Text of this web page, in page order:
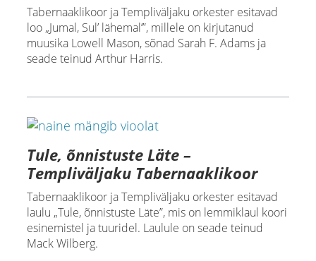
Tabernaaklikoor ja Templiväljaku orkester esitavad
loo „Jumal, Sul’ lähemal’”, millele on kirjutanud
muusika Lowell Mason, sõnad Sarah F. Adams ja
seade teinud Arthur Harris.
Tule, õnnistuste Läte –
Templiväljaku Tabernaaklikoor
Tabernaaklikoor ja Templiväljaku orkester esitavad
laulu „Tule, õnnistuste Läte”, mis on lemmiklaul koori
esinemistel ja tuuridel. Laulule on seade teinud
Mack Wilberg.